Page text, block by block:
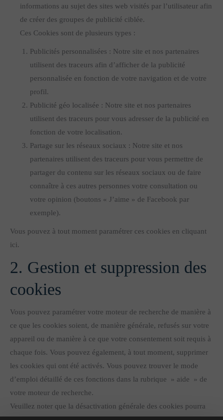
informations au sujet des sites web visités par l’utilisateur afin
de créer des groupes de publicité ciblée.
Ces Cookies sont de plusieurs types :
Publicités personnalisées : Notre site et nos partenaires
utilisent des traceurs afin d’afficher de la publicité
personnalisée en fonction de votre navigation et de votre
profil.
Publicité géo localisée : Notre site et nos partenaires
utilisent des traceurs pour vous adresser de la publicité en
fonction de votre localisation.
Partage sur les réseaux sociaux : Notre site et nos
partenaires utilisent des traceurs pour vous permettre de
partager du contenu sur les réseaux sociaux ou de faire
connaître à ces autres personnes votre consultation ou
votre opinion (boutons « J’aime » de Facebook par
exemple).
Vous pouvez à tout moment paramétrer ces cookies en cliquant
ici.
2. Gestion et suppression des
cookies
Vous pouvez paramétrer votre moteur de recherche de manière à
ce que les cookies soient, de manière générale, refusés sur votre
appareil ou de manière à ce que votre consentement soit requis à
chaque fois. Vous pouvez également, à tout moment, supprimer
les cookies qui ont été activés. Vous pouvez trouver le mode
d’emploi détaillé de ces fonctions dans la rubrique » aide » de
votre moteur de recherche.
Veuillez noter que la désactivation générale des cookies pourra